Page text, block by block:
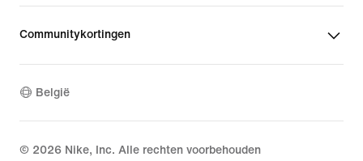
Communitykortingen
België
© 2026 Nike, Inc. Alle rechten voorbehouden